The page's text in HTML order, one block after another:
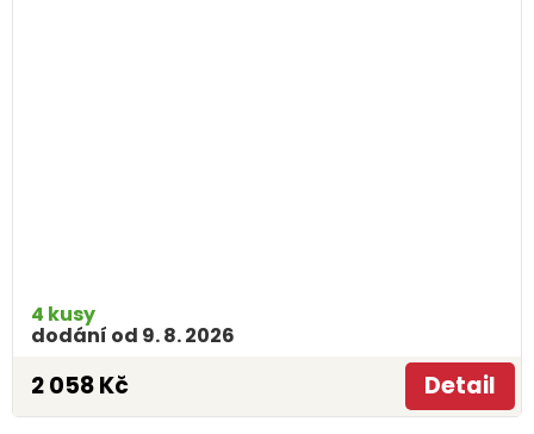
4 kusy
dodání od 9. 8. 2026
2 058 Kč Detail